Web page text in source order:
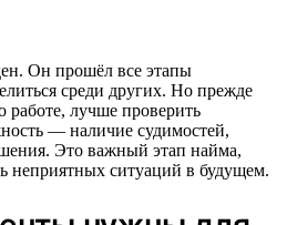
Он прошёл все этапы
среди других. Но прежде
работе, лучше проверить
— наличие судимостей,
Это важный этап найма,
неприятных ситуаций в будущем.